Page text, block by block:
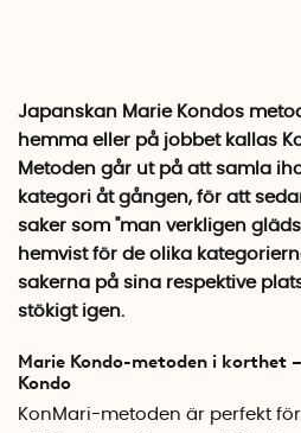
Japanskan Marie Kondos
hemma eller på jobbet kallas
Metoden går ut på att samla
kategori åt gången, för att
saker som "man verkligen
hemvist för de olika
sakerna på sina respektive
stökigt igen.
Marie Kondo-metoden i korthet
Kondo
KonMari-metoden är perfekt